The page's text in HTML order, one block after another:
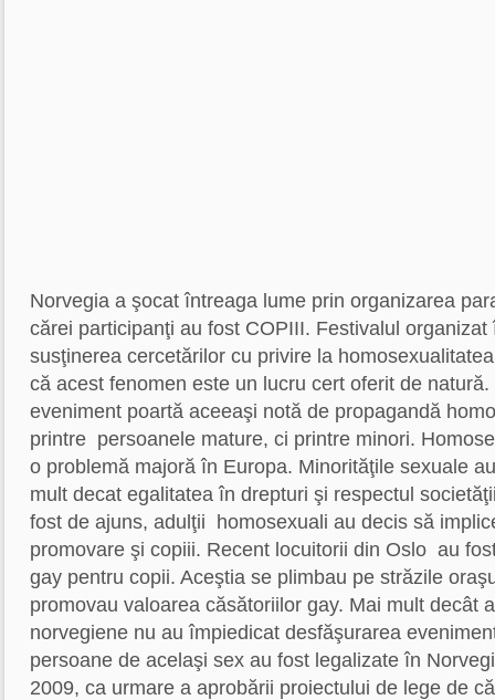
Norvegia a şocat întreaga lume prin organizarea
cărei participanţi au fost COPIII. Festivalul
susţinerea cercetărilor cu privire la
că acest fenomen este un lucru cert oferit de
eveniment poartă aceeaşi notă de propagandă
printre persoanele mature, ci printre minori.
o problemă majoră în Europa. Minorităţile sexuale
mult decat egalitatea în drepturi şi respectul
fost de ajuns, adulţii homosexuali au decis să
promovare şi copiii. Recent locuitorii din Oslo au
gay pentru copii. Aceştia se plimbau pe străzile
promovau valoarea căsătoriilor gay. Mai mult decât
norvegiene nu au împiedicat desfăşurarea
persoane de acelaşi sex au fost legalizate în
2009, ca urmare a aprobării proiectului de lege de